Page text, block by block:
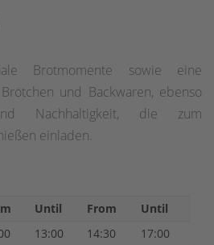
Brotmomente sowie eine
und Backwaren, ebenso
Nachhaltigkeit, die zum
einladen.
Until From
Until
13:00 14:30
17:00